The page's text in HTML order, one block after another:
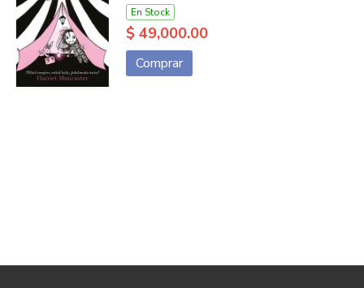
En Stock
$ 49,000.00
Comprar